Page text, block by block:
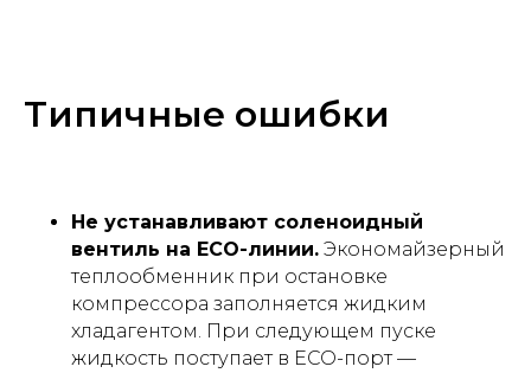
Типичные ошибки
Не устанавливают соленоидный
вентиль на ECO-линии. Экономайзерный
теплообменник при остановке
компрессора заполняется жидким
хладагентом. При следующем пуске
жидкость поступает в ECO-порт —